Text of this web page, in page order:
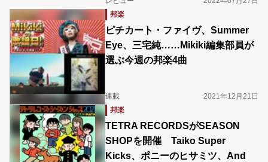
邦楽
ピチカート・ファイヴ、Summer
Eye、三宅純……Mikiki編集部員が
選ぶ今週の邦楽4曲
連載
2021年12月21日
邦楽
TETRA RECORDSがSEASON
SHOPを開催 Taiko Super
Kicks、ポニーのヒサミツ、And